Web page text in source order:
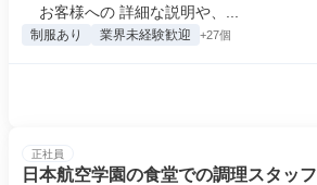
お客様への 詳細な説明や、...
制服あり 業界未経験歓迎 +27個
正社員
日本航空学園の食堂での調理スタッフ